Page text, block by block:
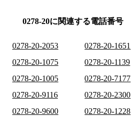
0278-20に関連する電話番号
0278-20-2053 0278-20-1651
0278-20-1075
0278-20-1139
0278-20-1005
0278-20-7177
0278-20-9116
0278-20-2300
0278-20-9600
0278-20-1228